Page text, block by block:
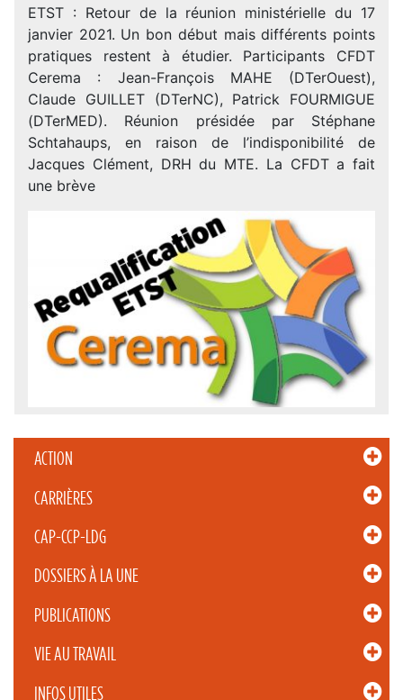
ACTION
CARRIÈRES
CAP-CCP-LDG
DOSSIERS À LA UNE
PUBLICATIONS
VIE AU TRAVAIL
INFOS UTILES
ETST : Retour de la réunion ministérielle du 17
janvier 2021. Un bon début mais différents points
pratiques restent à étudier. Participants CFDT
Cerema : Jean-François MAHE (DTerOuest),
Claude GUILLET (DTerNC), Patrick FOURMIGUE
(DTerMED). Réunion présidée par Stéphane
Schtahaups, en raison de l’indisponibilité de
Jacques Clément, DRH du MTE. La CFDT a fait
une brève